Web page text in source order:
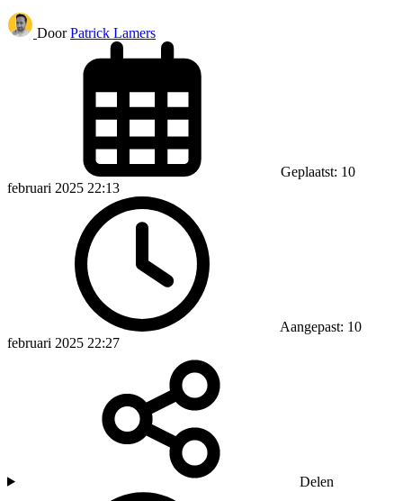
Door Patrick Lamers
Geplaatst: 10
februari 2025 22:13
Aangepast: 10
februari 2025 22:27
Delen